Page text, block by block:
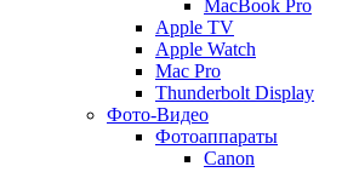
MacBook Pro
Apple TV
Apple Watch
Mac Pro
Thunderbolt Display
Фото-Видео
Фотоаппараты
Canon